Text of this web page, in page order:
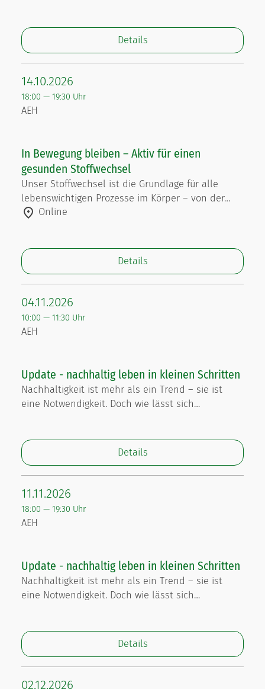
Details
14.10.2026
18:00 — 19:30 Uhr
AEH
In Bewegung bleiben – Aktiv für einen
gesunden Stoffwechsel
Unser Stoffwechsel ist die Grundlage für alle
lebenswichtigen Prozesse im Körper – von der…
Online
Details
04.11.2026
10:00 — 11:30 Uhr
AEH
Update - nachhaltig leben in kleinen Schritten
Nachhaltigkeit ist mehr als ein Trend – sie ist
eine Notwendigkeit. Doch wie lässt sich…
Details
11.11.2026
18:00 — 19:30 Uhr
AEH
Update - nachhaltig leben in kleinen Schritten
Nachhaltigkeit ist mehr als ein Trend – sie ist
eine Notwendigkeit. Doch wie lässt sich…
Details
02.12.2026